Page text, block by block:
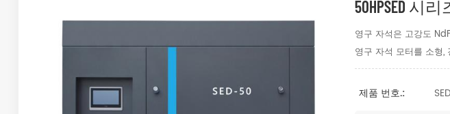
50HPSED 시
영구 자석은 고강도
영구 자석 모터를 소형,
제품 번호.: